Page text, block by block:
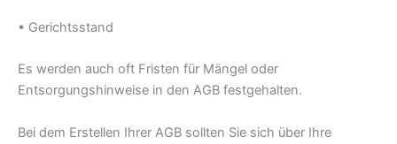
• Gerichtsstand
Es werden auch oft Fristen für Mängel oder
Entsorgungshinweise in den AGB festgehalten.
Bei dem Erstellen Ihrer AGB sollten Sie sich über Ihre